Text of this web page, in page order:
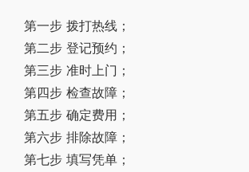
第一步 拨打热线；
第二步 登记预约；
第三步 准时上门；
第四步 检查故障；
第五步 确定费用；
第六步 排除故障；
第七步 填写凭单；